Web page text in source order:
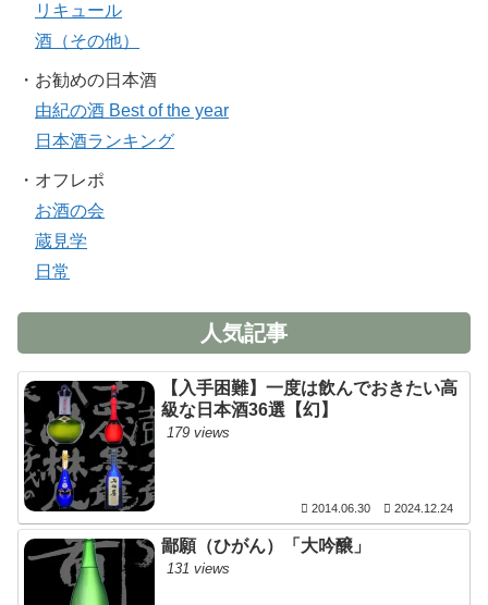
リキュール
酒（その他）
・お勧めの日本酒
由紀の酒 Best of the year
日本酒ランキング
・オフレポ
お酒の会
蔵見学
日常
人気記事
【入手困難】一度は飲んでおきたい高
級な日本酒36選【幻】
179 views
2014.06.30 2024.12.24
鄙願（ひがん）「大吟醸」
131 views